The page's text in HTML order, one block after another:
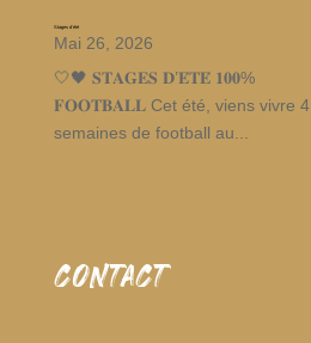
Stages d’été
Mai 26, 2026
🤍🖤 𝐒𝐓𝐀𝐆𝐄𝐒 𝐃’𝐄́𝐓𝐄́ 𝟏𝟎𝟎%
𝐅𝐎𝐎𝐓𝐁𝐀𝐋𝐋 Cet été, viens vivre 4
semaines de football au...
CONTACT